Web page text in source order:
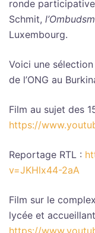
ronde
Schmit,
Luxembourg.
Voici une
de l’ONG au
Film au sujet des
https://
Reportage RTL :
v=JKHlx44-2aA
Film sur le
lycée et
https://